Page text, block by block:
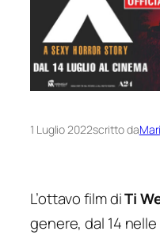
1 Luglio 2022scritto da
L’ottavo film diTi
genere, dal 14